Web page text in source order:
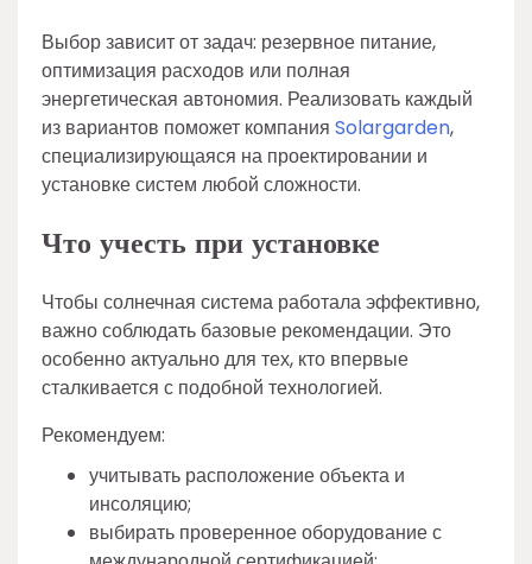
Выбор зависит от задач: резервное питание,
оптимизация расходов или полная
энергетическая автономия. Реализовать каждый
из вариантов поможет компания Solargarden,
специализирующаяся на проектировании и
установке систем любой сложности.
Что учесть при установке
Чтобы солнечная система работала эффективно,
важно соблюдать базовые рекомендации. Это
особенно актуально для тех, кто впервые
сталкивается с подобной технологией.
Рекомендуем:
учитывать расположение объекта и
инсоляцию;
выбирать проверенное оборудование с